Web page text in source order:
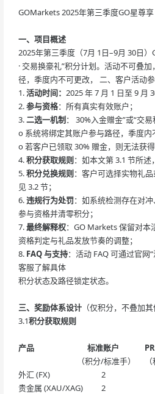
GOMarkets 2025年第三季度GO星尊享
一、项目概述
2025年第三季度（7月 1日–9月 30日）
· 交易换豪礼”积分计划。活动不可叠
径，季度内不可更改， 二、客户活动
1.活动时间： 2025 年 7 月 1 日至 9 月
2.参与资格：所有真实有效账户；
3.二选一机制： 30%入金赠金”或“交
o 系统将绑定其账户参与路径，季度内
o 若客户已领取 30% 赠金，则无法获得
4.积分获取规则：如本文第 3.1 节所述
5.积分兑换规则：客户可选择实物礼
见 3.2 节；
6.违规行为处罚：如系统检测存在对
参与资格并清零积分；
7.最终解释权：GO Markets 保留对本
资格判定与礼品发放节奏的调整；
8. FAQ 与支持：活动 FAQ 可通过官网
客服了解具体
积分状态及路径锁定状态。
三、奖励体系设计 （仅积分，不叠加其
3.1积分获取规则
产品 标准账户 PRO
（积分/标准手） （积分/
外汇 (FX) 2
贵金属 (XAU/XAG)